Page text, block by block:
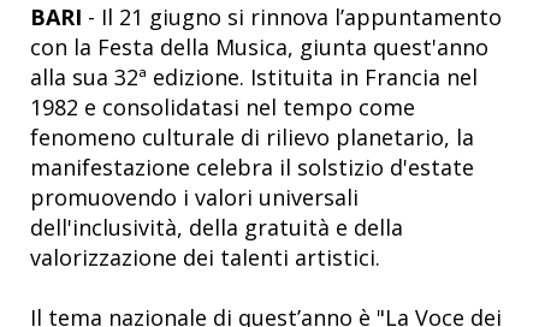
BARI - Il 21 giugno si rinnova l’appuntamento
con la Festa della Musica, giunta quest'anno
alla sua 32ª edizione. Istituita in Francia nel
1982 e consolidatasi nel tempo come
fenomeno culturale di rilievo planetario, la
manifestazione celebra il solstizio d'estate
promuovendo i valori universali
dell'inclusività, della gratuità e della
valorizzazione dei talenti artistici.
Il tema nazionale di quest’anno è "La Voce dei